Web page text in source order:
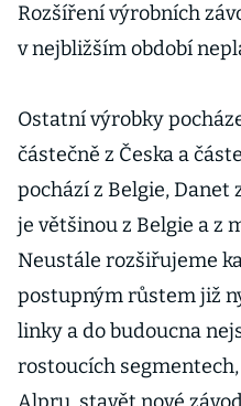
Rozšíření výrobních
v nejbližším období
Ostatní výrobky
částečně z Česka a
pochází z Belgie, Danet
je většinou z Belgie a z
Neustále rozšiřujeme
postupným růstem již
linky a do budoucna
rostoucích